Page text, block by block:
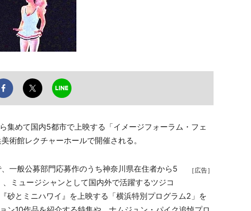
めて国内5都市で上映する「イメージフォーラム・フェ
術館レクチャーホールで開催される。
［広告］
般公募部門応募作のうち神奈川県在住者から5
ミュージシャンとして国内外で活躍するツジコ
砂とミニハワイ』を上映する「横浜特別プログラム2」を